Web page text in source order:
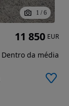
1 / 6
11 850 EUR
Dentro da média